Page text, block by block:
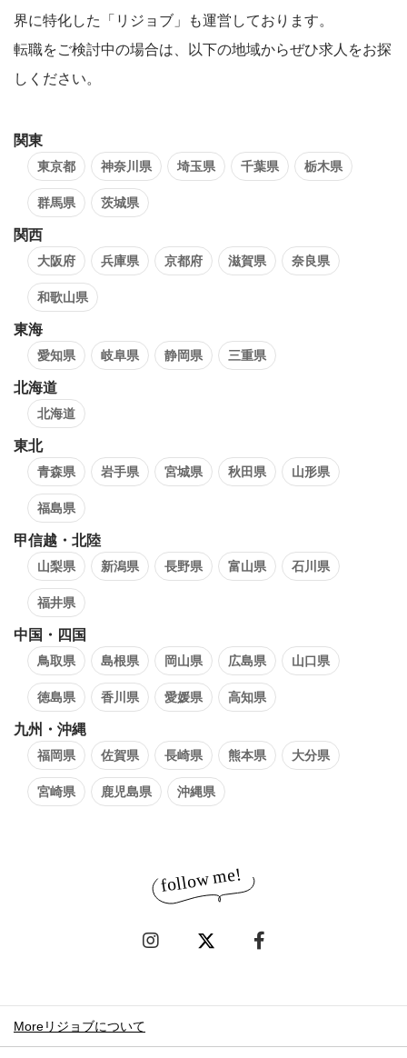
界に特化した「リジョブ」も運営しております。
転職をご検討中の場合は、以下の地域からぜひ求人をお探
しください。
関東
東京都 神奈川県 埼玉県 千葉県 栃木県
群馬県 茨城県
関西
大阪府 兵庫県 京都府 滋賀県 奈良県
和歌山県
東海
愛知県 岐阜県 静岡県 三重県
北海道
北海道
東北
青森県 岩手県 宮城県 秋田県 山形県
福島県
甲信越・北陸
山梨県 新潟県 長野県 富山県 石川県
福井県
中国・四国
鳥取県 島根県 岡山県 広島県 山口県
徳島県 香川県 愛媛県 高知県
九州・沖縄
福岡県 佐賀県 長崎県 熊本県 大分県
宮崎県 鹿児島県 沖縄県
Moreリジョブについて